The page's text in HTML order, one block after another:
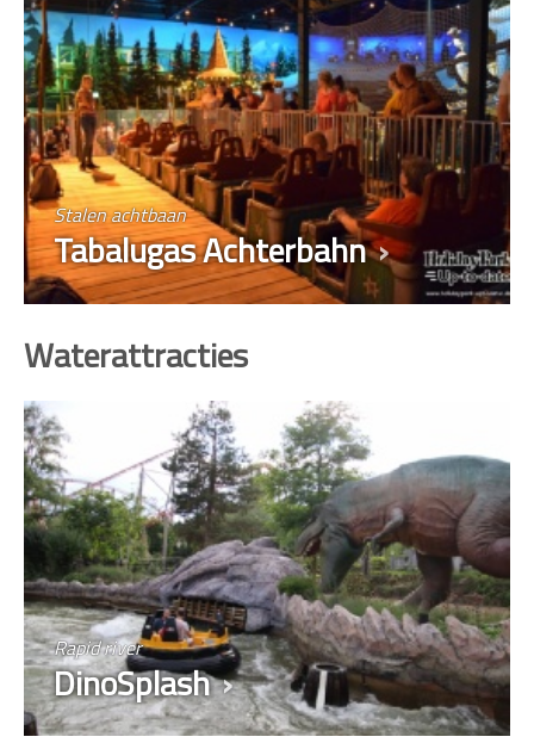
Stalen achtbaan
Tabalugas Achterbahn
Waterattracties
Rapid river
DinoSplash